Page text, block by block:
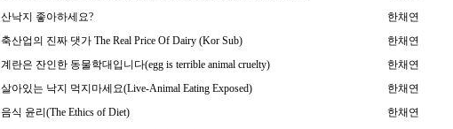
산낙지 좋아하세요? 한채연
축산업의 진짜 댓가 The Real Price Of Dairy (Kor Sub) 한채연
계란은 잔인한 동물학대입니다(egg is terrible animal cruelty) 한채연
살아있는 낙지 먹지마세요(Live-Animal Eating Exposed) 한채연
음식 윤리(The Ethics of Diet) 한채연